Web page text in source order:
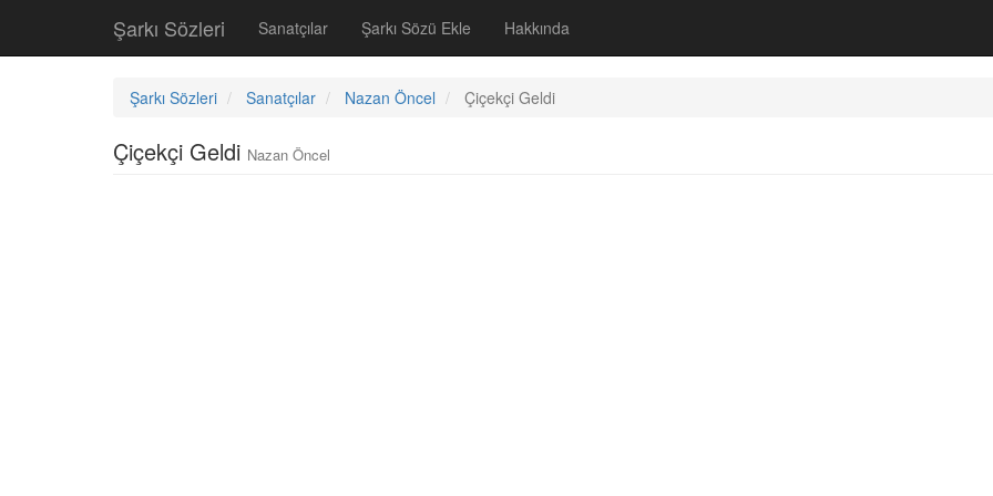
Şarkı Sözleri Sanatçılar Şarkı Sözü Ekle Hakkında
Şarkı Sözleri Sanatçılar Nazan Öncel Çiçekçi Geldi
Çiçekçi Geldi Nazan Öncel